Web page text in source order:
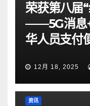
荣获第八届
——5G消息
华人员支付
12月 18, 2025
资讯